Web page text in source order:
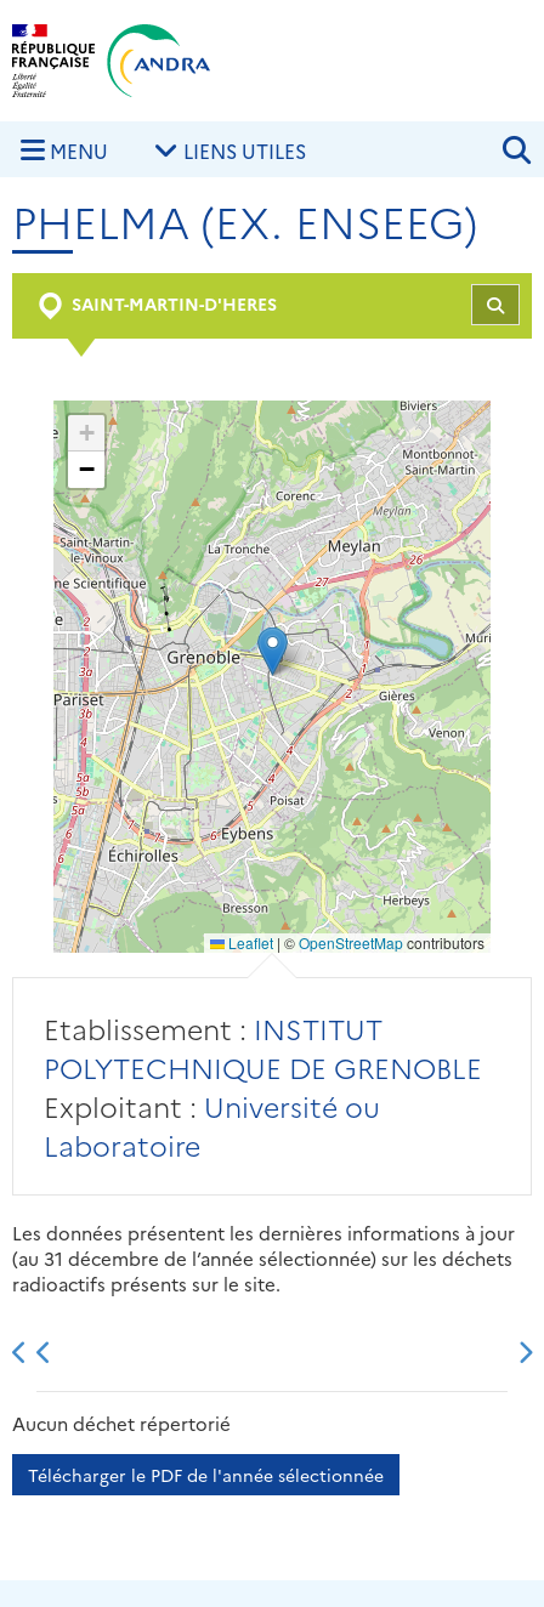
Aller au contenu principal
MENU LIENS UTILES
PHELMA (EX. ENSEEG)
SAINT-MARTIN-D'HERES
+
−
Leaflet | ©OpenStreetMapcontributors
Etablissement : INSTITUT
POLYTECHNIQUE DE GRENOBLE
Exploitant : Université ou
Laboratoire
Les données présentent les dernières informations à jour
(au 31 décembre de l’année sélectionnée) sur les déchets
radioactifs présents sur le site.
2013 2014
Aucun déchet répertorié
Télécharger le PDF de l'année sélectionnée